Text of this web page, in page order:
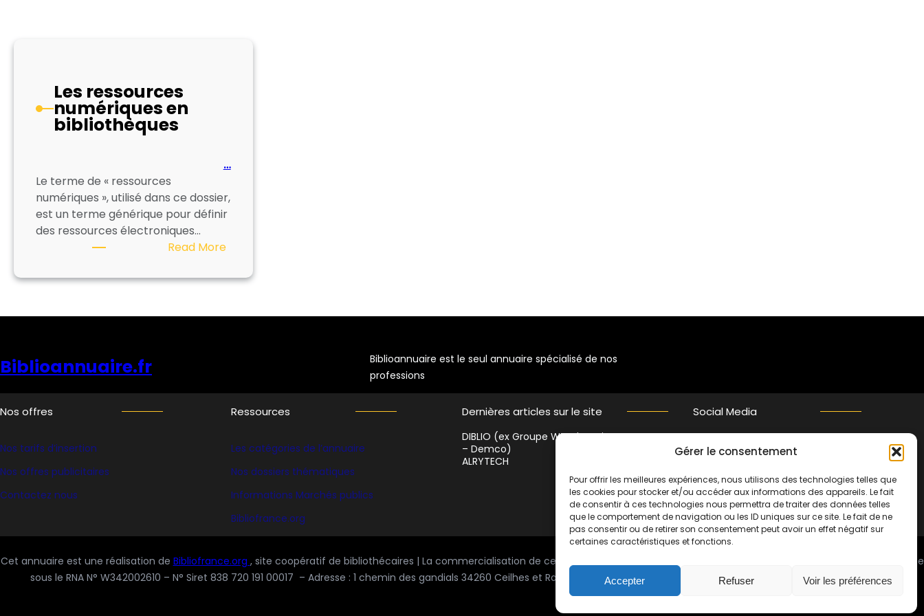
Gérer le consentement
Pour offrir les meilleures expériences, nous utilisons des technologies telles que
les cookies pour stocker et/ou accéder aux informations des appareils. Le fait
de consentir à ces technologies nous permettra de traiter des données telles
que le comportement de navigation ou les ID uniques sur ce site. Le fait de ne
pas consentir ou de retirer son consentement peut avoir un effet négatif sur
certaines caractéristiques et fonctions.
Accepter Refuser Voir les préférences
Les ressources
numériques en
bibliothèques
…
Le terme de « ressources
numériques », utilisé dans ce dossier,
est un terme générique pour définir
des ressources électroniques…
Read More:
ressources
en
Biblioannuaire.fr
Biblioannuaire est le seul annuaire spécialisé de nos
professions
Nos offres
Nos tarifs d’insertion
Nos offres publicitaires
Contactez nous
Ressources
Les catégories de l’annuaire
Nos dossiers thématiques
Informations Marchés publics
Bibliofrance.org
Dernières articles sur le site
DIBLIO (ex Groupe WF Education
– Demco)
ALRYTECH
Social Media
Twitter
Cet annuaire est une réalisation de Bibliofrance.org , site coopératif de bibliothécaires | La commercialisation de cet espace est assuré par
Association Loi 1901 enregistrée
sous le RNA N° W342002610 – N° Siret 838 720 191 00017 – Adresse : 1 chemin des gandials 34260 Ceilhes et Rocozels | Copyright © 2007-2024 Bibliofrance.org. Tous droits réservés |